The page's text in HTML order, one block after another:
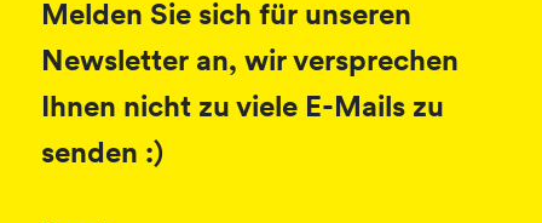
Melden Sie sich für unseren
Newsletter an, wir versprechen
Ihnen nicht zu viele E-Mails zu
senden :)